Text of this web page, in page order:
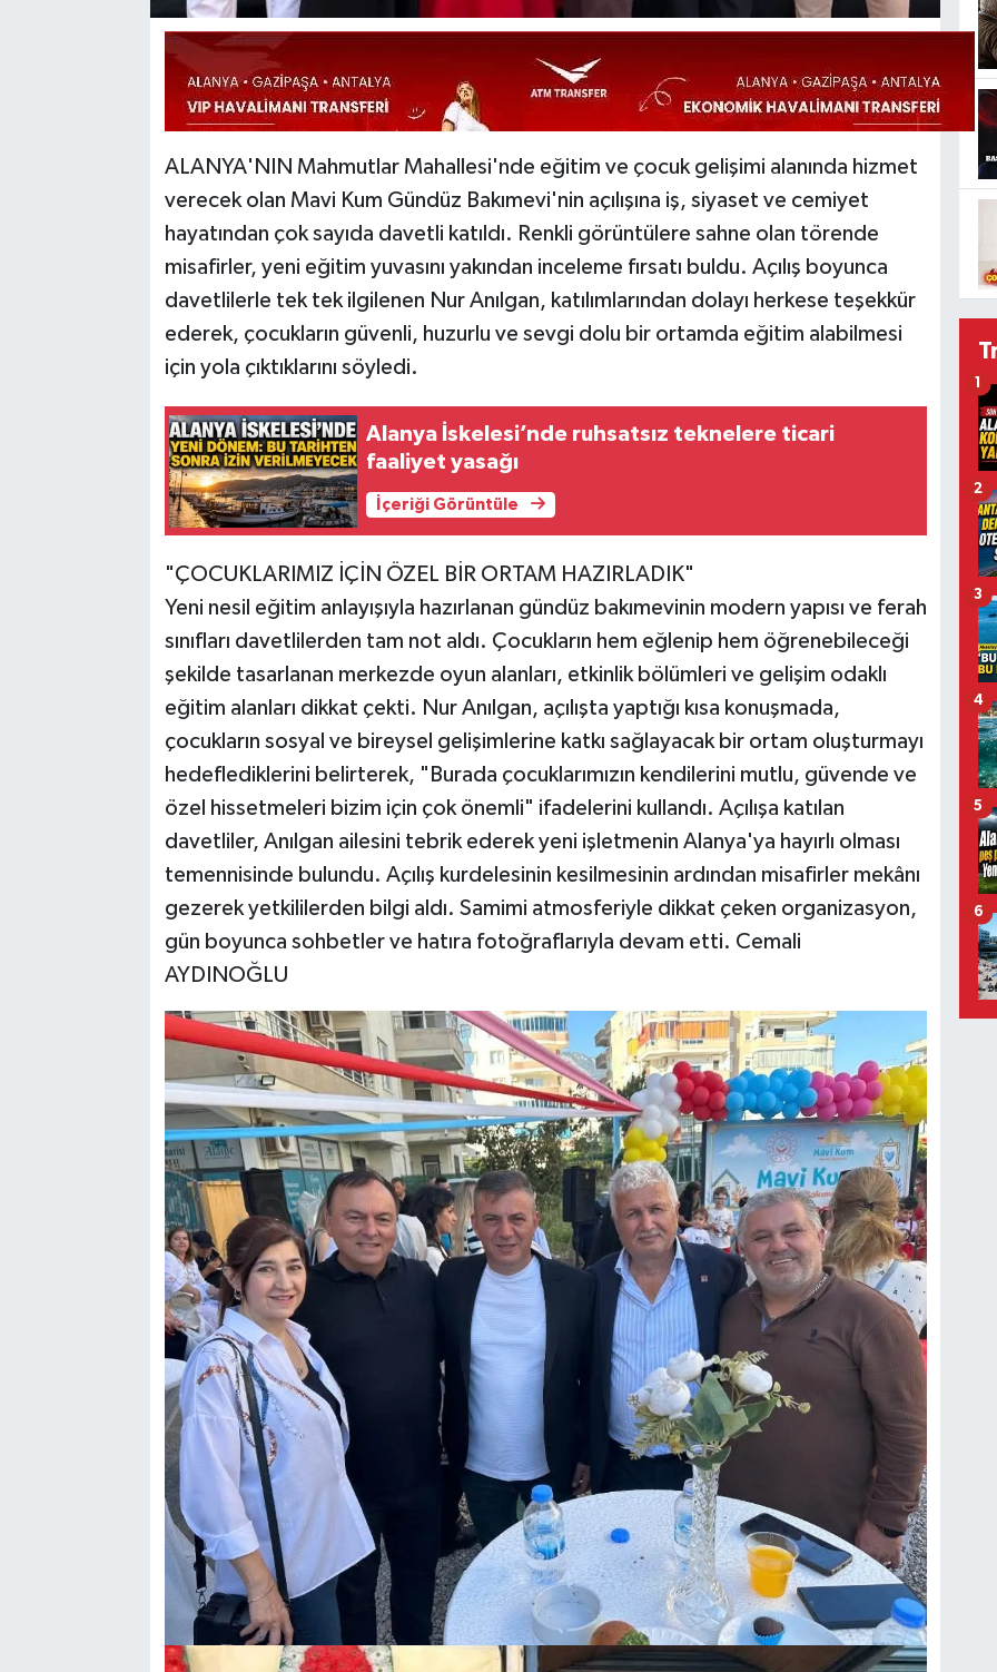
ALANYA'NIN Mahmutlar Mahallesi'nde eğitim ve çocuk gelişimi alanında hizmet
verecek olan Mavi Kum Gündüz Bakımevi'nin açılışına iş, siyaset ve cemiyet
hayatından çok sayıda davetli katıldı. Renkli görüntülere sahne olan törende
misafirler, yeni eğitim yuvasını yakından inceleme fırsatı buldu. Açılış boyunca
davetlilerle tek tek ilgilenen Nur Anılgan, katılımlarından dolayı herkese teşekkür
ederek, çocukların güvenli, huzurlu ve sevgi dolu bir ortamda eğitim alabilmesi
için yola çıktıklarını söyledi.
Alanya İskelesi’nde ruhsatsız teknelere ticari
faaliyet yasağı
İçeriği Görüntüle
"ÇOCUKLARIMIZ İÇİN ÖZEL BİR ORTAM HAZIRLADIK"
Yeni nesil eğitim anlayışıyla hazırlanan gündüz bakımevinin modern yapısı ve ferah
sınıfları davetlilerden tam not aldı. Çocukların hem eğlenip hem öğrenebileceği
şekilde tasarlanan merkezde oyun alanları, etkinlik bölümleri ve gelişim odaklı
eğitim alanları dikkat çekti. Nur Anılgan, açılışta yaptığı kısa konuşmada,
çocukların sosyal ve bireysel gelişimlerine katkı sağlayacak bir ortam oluşturmayı
hedeflediklerini belirterek, "Burada çocuklarımızın kendilerini mutlu, güvende ve
özel hissetmeleri bizim için çok önemli" ifadelerini kullandı. Açılışa katılan
davetliler, Anılgan ailesini tebrik ederek yeni işletmenin Alanya'ya hayırlı olması
temennisinde bulundu. Açılış kurdelesinin kesilmesinin ardından misafirler mekânı
gezerek yetkililerden bilgi aldı. Samimi atmosferiyle dikkat çeken organizasyon,
gün boyunca sohbetler ve hatıra fotoğraflarıyla devam etti. Cemali
AYDINOĞLU
1
2
3
4
5
6